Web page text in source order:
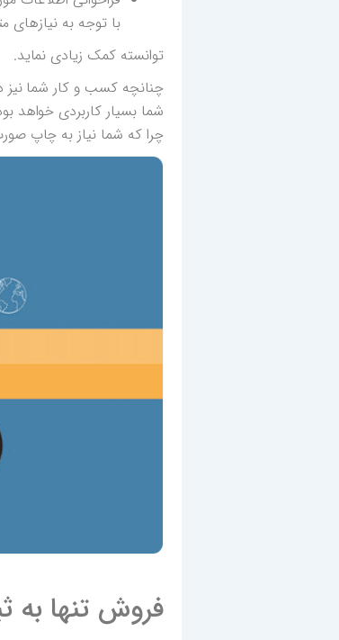
با توجه به نیازهای
توانسته کمک زیادی نماید.
چنانچه کسب و کار شما نیز
شما بسیار کاربردی خواهد
چرا که شما نیاز به چاپ
فروش تنها به